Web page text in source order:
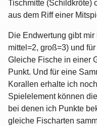
Tischmitte (Schildkröte)
aus dem Riff einer
Die Endwertung gibt
mittel=2, groß=3) und
Gleiche Fische in einer
Punkt. Und für eine
Korallen erhalte ich
Spielelement können
bei denen ich Punkte
gleiche Fischarten